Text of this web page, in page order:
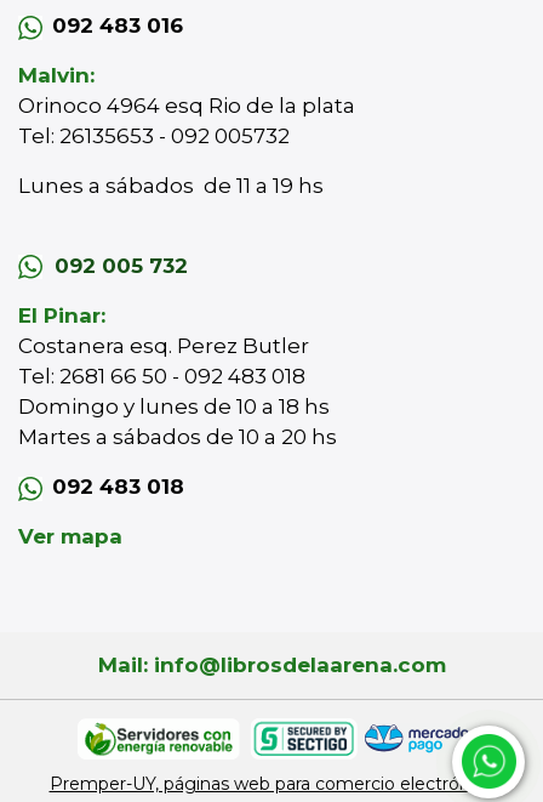
092 483 016
Malvin:
Orinoco 4964 esq Rio de la plata
Tel: 26135653 - 092 005732
Lunes a sábados de 11 a 19 hs
092 005 732
El Pinar:
Costanera esq. Perez Butler
Tel: 2681 66 50 - 092 483 018
Domingo y lunes de 10 a 18 hs
Martes a sábados de 10 a 20 hs
092 483 018
Ver mapa
Mail: info@librosdelaarena.com
Premper-UY, páginas web para comercio electrónico